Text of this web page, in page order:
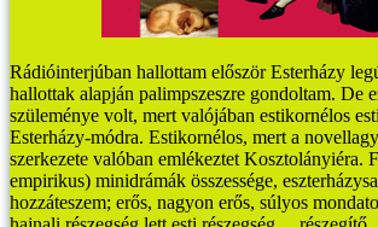
Rádióinterjúban hallottam először Esterházy
hallottak alapján palimpszeszre gondoltam. De
szüleménye volt, mert valójában estikornélos
Esterházy-módra. Estikornélos, mert a
szerkezete valóban emlékeztet Kosztolányiéra.
empirikus) minidrámák összessége,
hozzáteszem; erős, nagyon erős, súlyos